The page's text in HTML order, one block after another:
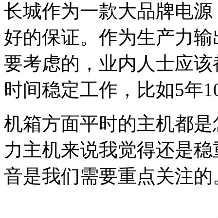
长城作为一款大品牌电
好的保证。作为生产力
要考虑的，业内人士应
时间稳定工作，比如5年
机箱方面平时的主机都
力主机来说我觉得还是
音是我们需要重点关注的